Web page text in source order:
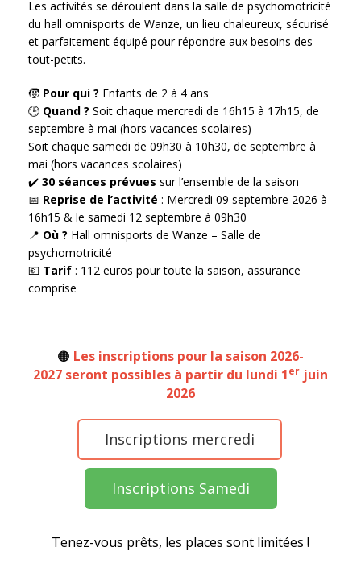
Les activités se déroulent dans la salle de psychomotricité
du hall omnisports de Wanze, un lieu chaleureux, sécurisé
et parfaitement équipé pour répondre aux besoins des
tout-petits.
🧒 Pour qui ? Enfants de 2 à 4 ans
🕒 Quand ? Soit chaque mercredi de 16h15 à 17h15, de
septembre à mai (hors vacances scolaires)
Soit chaque samedi de 09h30 à 10h30, de septembre à
mai (hors vacances scolaires)
✔️ 30 séances prévues sur l’ensemble de la saison
📅 Reprise de l’activité : Mercredi 09 septembre 2026 à
16h15 & le samedi 12 septembre à 09h30
📍 Où ? Hall omnisports de Wanze – Salle de
psychomotricité
💶 Tarif : 112 euros pour toute la saison, assurance
comprise
🟠 Les inscriptions pour la saison 2026-
2027 seront possibles à partir du lundi 1er juin
2026
Inscriptions mercredi
Inscriptions Samedi
Tenez-vous prêts, les places sont limitées !